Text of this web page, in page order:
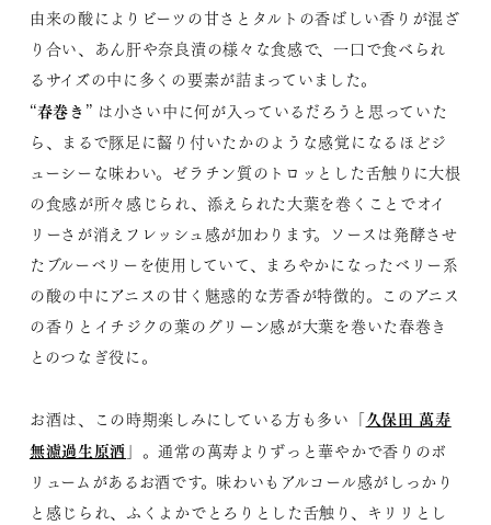
由来の酸によりビーツの甘さとタルトの香ばしい香りが混ざ
り合い、あん肝や奈良漬の様々な食感で、一口で食べられ
るサイズの中に多くの要素が詰まっていました。
“春巻き ” は小さい中に何が入っているだろうと思っていた
ら、まるで豚足に齧り付いたかのような感覚になるほどジ
ューシーな味わい。ゼラチン質のトロッとした舌触りに大根
の食感が所々感じられ、添えられた大葉を巻くことでオイ
リーさが消えフレッシュ感が加わります。ソースは発酵させ
たブルーベリーを使用していて、まろやかになったベリー系
の酸の中にアニスの甘く魅惑的な芳香が特徴的。このアニス
の香りとイチジクの葉のグリーン感が大葉を巻いた春巻き
とのつなぎ役に。
お酒は、この時期楽しみにしている方も多い「久保田 萬寿
無濾過生原酒 」。通常の萬寿よりずっと華やかで香りのボ
リュームがあるお酒です。味わいもアルコール感がしっかり
と感じられ、ふくよかでとろりとした舌触り、キリリとし